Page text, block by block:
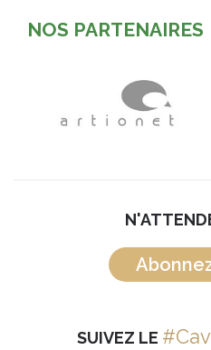
NOS PARTENAIRES
SUIVEZ LE